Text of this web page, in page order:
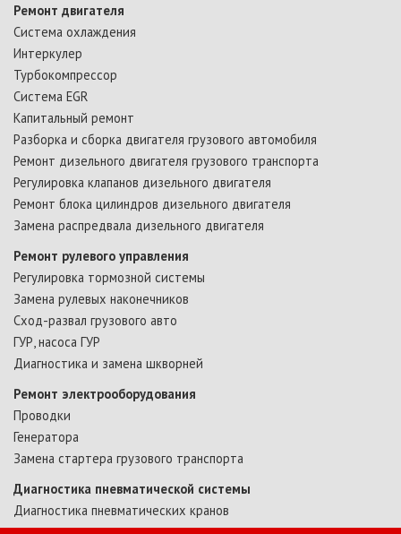
Ремонт двигателя
Система охлаждения
Интеркулер
Турбокомпрессор
Cистема ЕGR
Капитальный ремонт
Разборка и сборка двигателя грузового автомобиля
Ремонт дизельного двигателя грузового транспорта
Регулировка клапанов дизельного двигателя
Ремонт блока цилиндров дизельного двигателя
Замена распредвала дизельного двигателя
Ремонт рулевого управления
Регулировка тормозной системы
Замена рулевых наконечников
Сход-развал грузового авто
ГУР, насоса ГУР
Диагностика и замена шкворней
Ремонт электрооборудования
Проводки
Генератора
Замена стартера грузового транспорта
Диагностика пневматической системы
Диагностика пневматических кранов